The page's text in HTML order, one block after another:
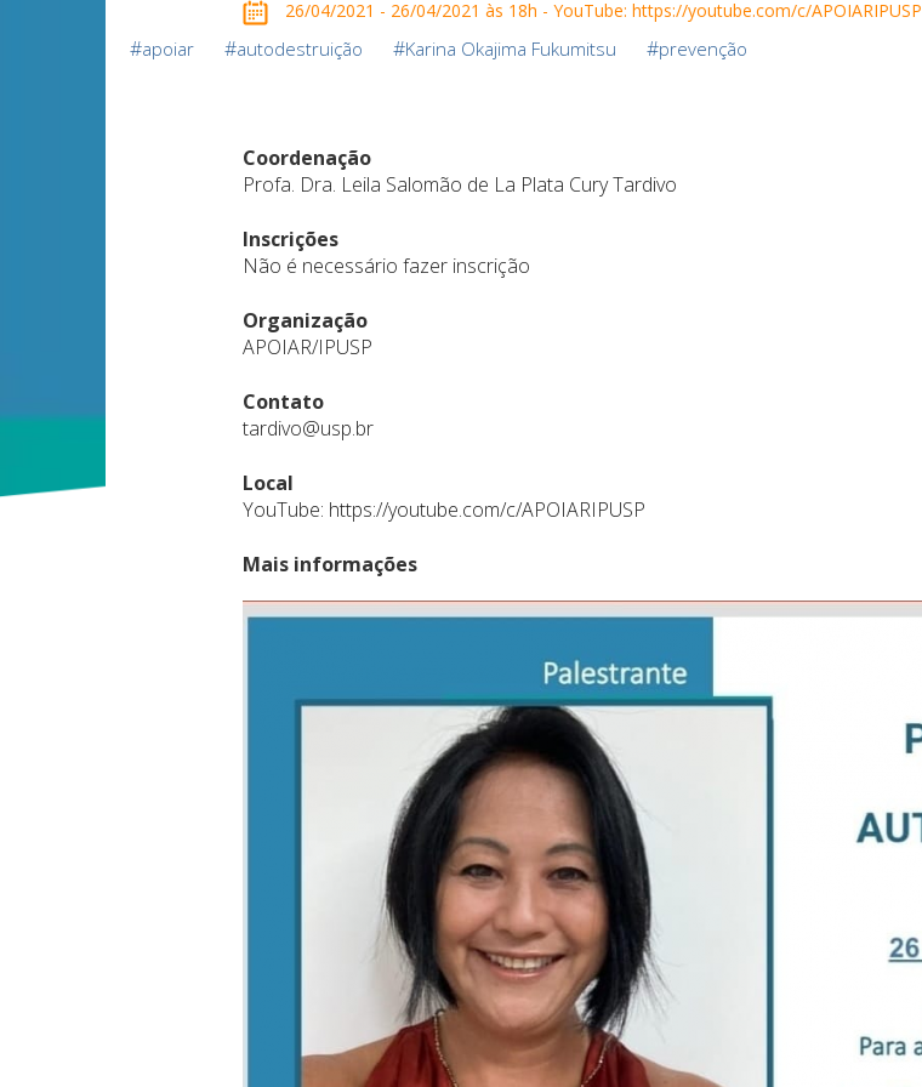
26/04/2021 - 26/04/2021 às 18h - YouTube: https://youtube.com/c/APOIARIPUSP
#apoiar #autodestruição #Karina Okajima Fukumitsu #prevenção
Coordenação
Profa. Dra. Leila Salomão de La Plata Cury Tardivo
Inscrições
Não é necessário fazer inscrição
Organização
APOIAR/IPUSP
Contato
tardivo@usp.br
Local
YouTube: https://youtube.com/c/APOIARIPUSP
Mais informações